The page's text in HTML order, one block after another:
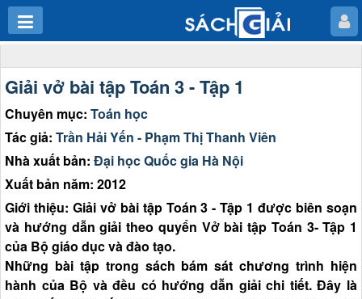
Giải vở bài tập Toán 3 - Tập 1
Chuyên mục: Toán học
Tác giả: Trần Hải Yến - Phạm Thị Thanh Viên
Nhà xuất bản: Đại học Quốc gia Hà Nội
Xuất bản năm: 2012
Giới thiệu: Giải vở bài tập Toán 3 - Tập 1 được biên soạn
và hướng dẫn giải theo quyển Vở bài tập Toán 3- Tập 1
của Bộ giáo dục và đào tạo.
Những bài tập trong sách bám sát chương trình hiện
hành của Bộ và đều có hướng dẫn giải chi tiết. Đây là